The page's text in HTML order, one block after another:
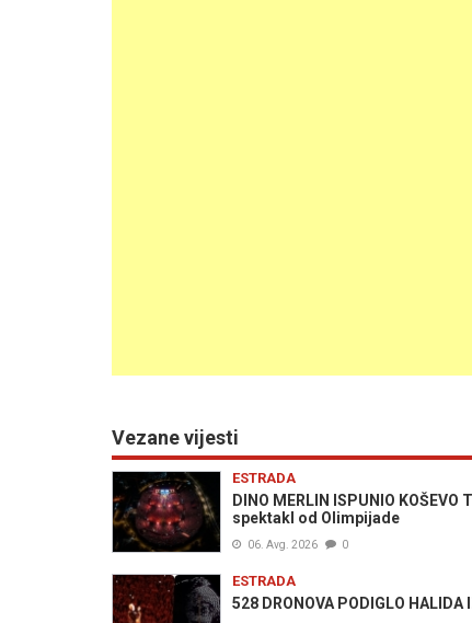
Vezane vijesti
ESTRADA
DINO MERLIN ISPUNIO
spektakl od Olimpijade
06. Avg. 2026 0
ESTRADA
528 DRONOVA PODIGLO